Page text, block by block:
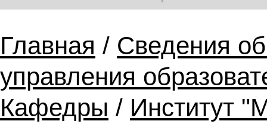
Главная / Сведения
управления
Кафедры / Институт